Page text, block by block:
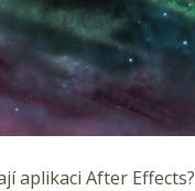
aplikaci After Effects?